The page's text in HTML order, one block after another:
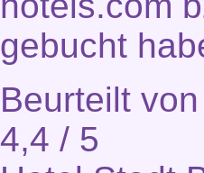
gebucht
Beurteilt
4,4 / 5